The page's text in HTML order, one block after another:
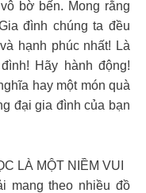
bờ bến. Mong rằng
đình chúng ta đều
hạnh phúc nhất! Là
Hãy hành động!
hay một món quà
đại gia đình của bạn
LÀ MỘT NIỀM VUI
mang theo nhiều đồ